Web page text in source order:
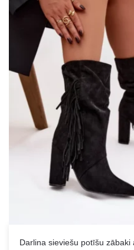
Darlina sieviešu potīšu zābaki